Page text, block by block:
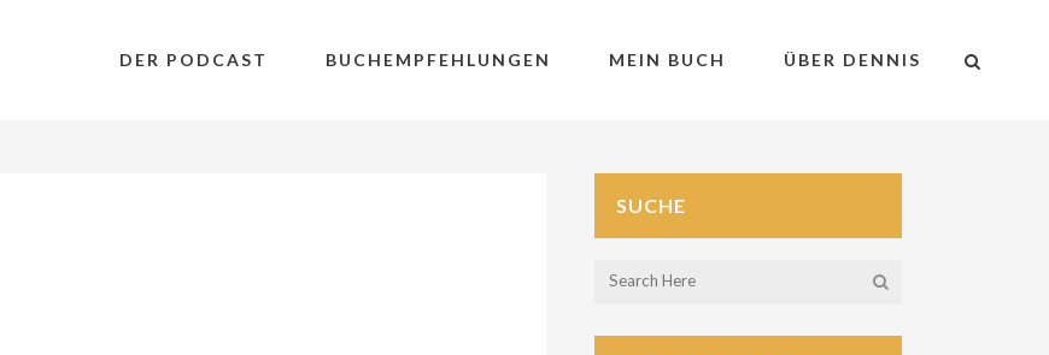
DER PODCAST BUCHEMPFEHLUNGEN MEIN BUCH ÜBER DENNIS
SUCHE